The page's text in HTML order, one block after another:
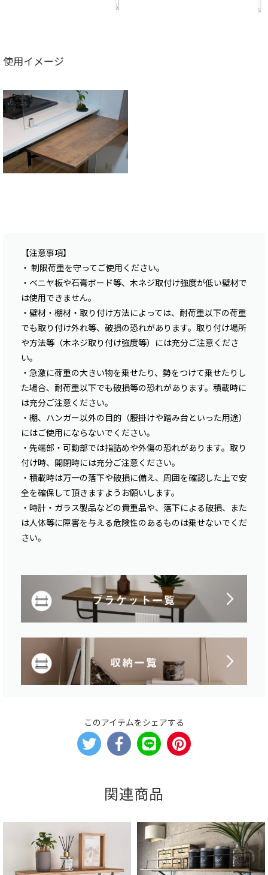
使用イメージ
【注意事項】
・ 制限荷重を守ってご使用ください。
・ベニヤ板や石膏ボード等、木ネジ取付け強度が低い壁材で
は使用できません。
・壁材・棚材・取り付け方法によっては、耐荷重以下の荷重
でも取り付け外れ等、破損の恐れがあります。取り付け場所
や方法等（木ネジ取り付け強度等）には充分ご注意くださ
い。
・急激に荷重の大きい物を乗せたり、勢をつけて乗せたりし
た場合、耐荷重以下でも破損等の恐れがあります。積載時に
は充分ご注意ください。
・棚、ハンガー以外の目的（腰掛けや踏み台といった用途）
にはご使用にならないでください。
・先端部・可動部では指詰めや外傷の恐れがあります。取り
付け時、開閉時には充分ご注意ください。
・積載時は万一の落下や破損に備え、周囲を確認した上で安
全を確保して頂きますようお願いします。
・時計・ガラス製品などの貴重品や、落下による破損、また
は人体等に障害を与える危険性のあるものは乗せないでくだ
さい。
このアイテムをシェアする
関連商品